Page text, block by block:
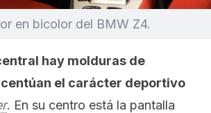
en bicolor del BMW Z4.
hay molduras de
el carácter deportivo
. En su centro está la pantalla